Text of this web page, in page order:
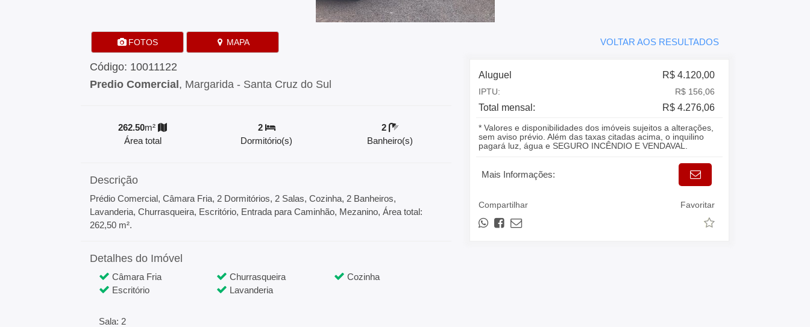
FOTOS MAPA VOLTAR AOS RESULTADOS
Código: 10011122
Predio Comercial , Margarida - Santa Cruz do Sul
262.50m²
Área total
2
Dormitório(s)
2
Banheiro(s)
Descrição
Prédio Comercial, Câmara Fria, 2 Dormitórios, 2 Salas, Cozinha, 2 Banheiros,
Lavanderia, Churrasqueira, Escritório, Entrada para Caminhão, Mezanino, Área total:
262,50 m².
Detalhes do Imóvel
Câmara Fria Churrasqueira
Cozinha
Escritório
Lavanderia
Sala: 2
Aluguel R$ 4.120,00
IPTU: R$ 156,06
Total mensal: R$ 4.276,06
* Valores e disponibilidades dos imóveis sujeitos a alterações,
sem aviso prévio. Além das taxas citadas acima, o inquilino
pagará luz, água e SEGURO INCÊNDIO E VENDAVAL.
Mais Informações:
Compartilhar Favoritar